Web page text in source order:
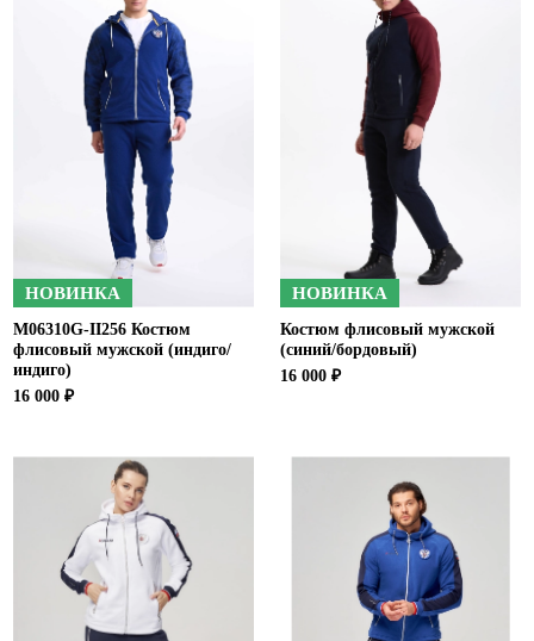
НОВИНКА
M06310G-II256 Костюм
флисовый мужской (индиго/
индиго)
16 000 ₽
НОВИНКА
Костюм флисовый мужской
(синий/бордовый)
16 000 ₽